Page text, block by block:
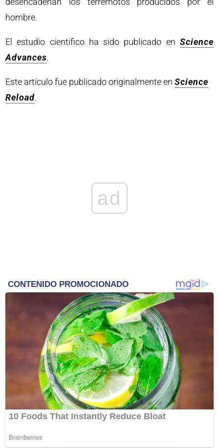
hombre.
El estudio científico ha sido publicado en Science
Advances.
Este artículo fue publicado originalmente enScience
Reload.
ad